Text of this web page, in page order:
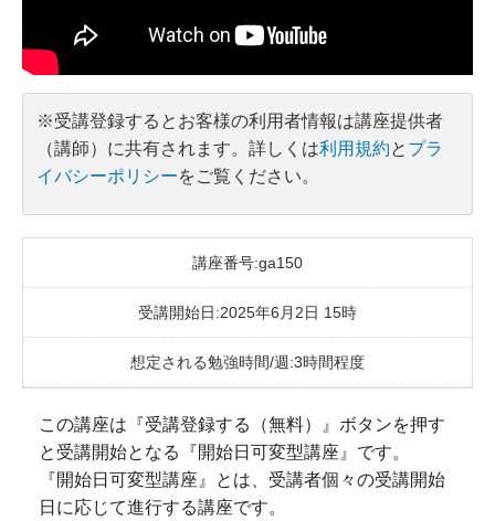
※受講登録するとお客様の利用者情報は講座提供者
（講師）に共有されます。詳しくは利用規約と プラ
イバシーポリシーをご覧ください。
講座番号:ga150
受講開始日:2025年6月2日 15時
想定される勉強時間/週:3時間程度
この講座は『受講登録する（無料）』ボタンを押す
と受講開始となる『開始日可変型講座』です。
『開始日可変型講座』とは、受講者個々の受講開始
日に応じて進行する講座です。